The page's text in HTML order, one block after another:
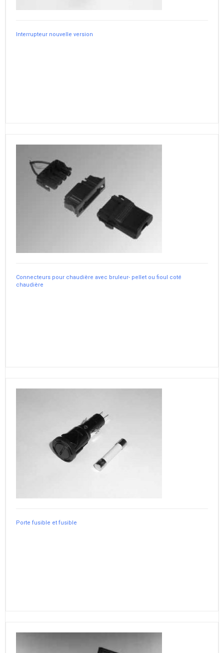
Interrupteur nouvelle version
Connecteurs pour chaudière avec bruleur- pellet ou fioul coté
chaudière
Porte fusible et fusible